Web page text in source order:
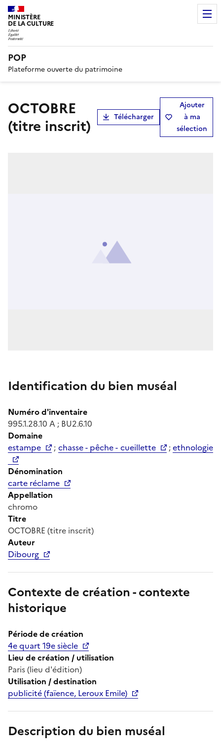
MINISTÈRE
DE LA CULTURE
POP
Plateforme ouverte du patrimoine
OCTOBRE
(titre inscrit)
Télécharger
Ajouter
à ma
sélection
Identification du bien muséal
Numéro d'inventaire
995.1.28.10 A ; BU2.6.10
Domaine
estampe
; chasse - pêche - cueillette ;ethnologie
Dénomination
carte réclame
Appellation
chromo
Titre
OCTOBRE (titre inscrit)
Auteur
Dibourg
Contexte de création - contexte
historique
Période de création
4e quart 19e siècle
Lieu de création / utilisation
Paris (lieu d'édition)
Utilisation / destination
publicité (faïence, Leroux Emile)
Description du bien muséal